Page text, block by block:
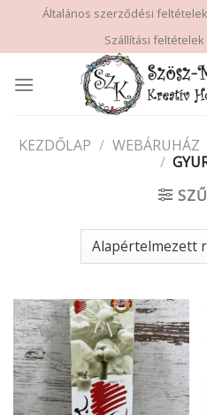
content
Általános szerződési feltételek
Szállítási feltételek
KEZDŐLAP / WEBÁRUHÁZ
/